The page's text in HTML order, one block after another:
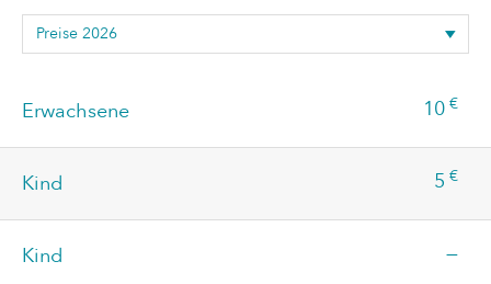
Erwachsene 10 €
Kind 5 €
Kind —